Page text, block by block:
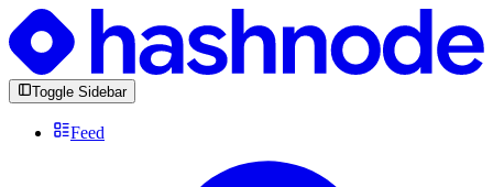
Toggle Sidebar
Feed